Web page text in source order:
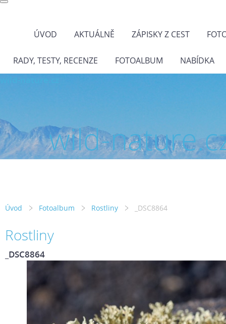
ÚVOD AKTUÁLNĚ ZÁPISKY Z CEST
RADY, TESTY, RECENZE FOTOALBUM NABÍDKA
wild-
Úvod Fotoalbum Rostliny _DSC8864
Rostliny
_DSC8864